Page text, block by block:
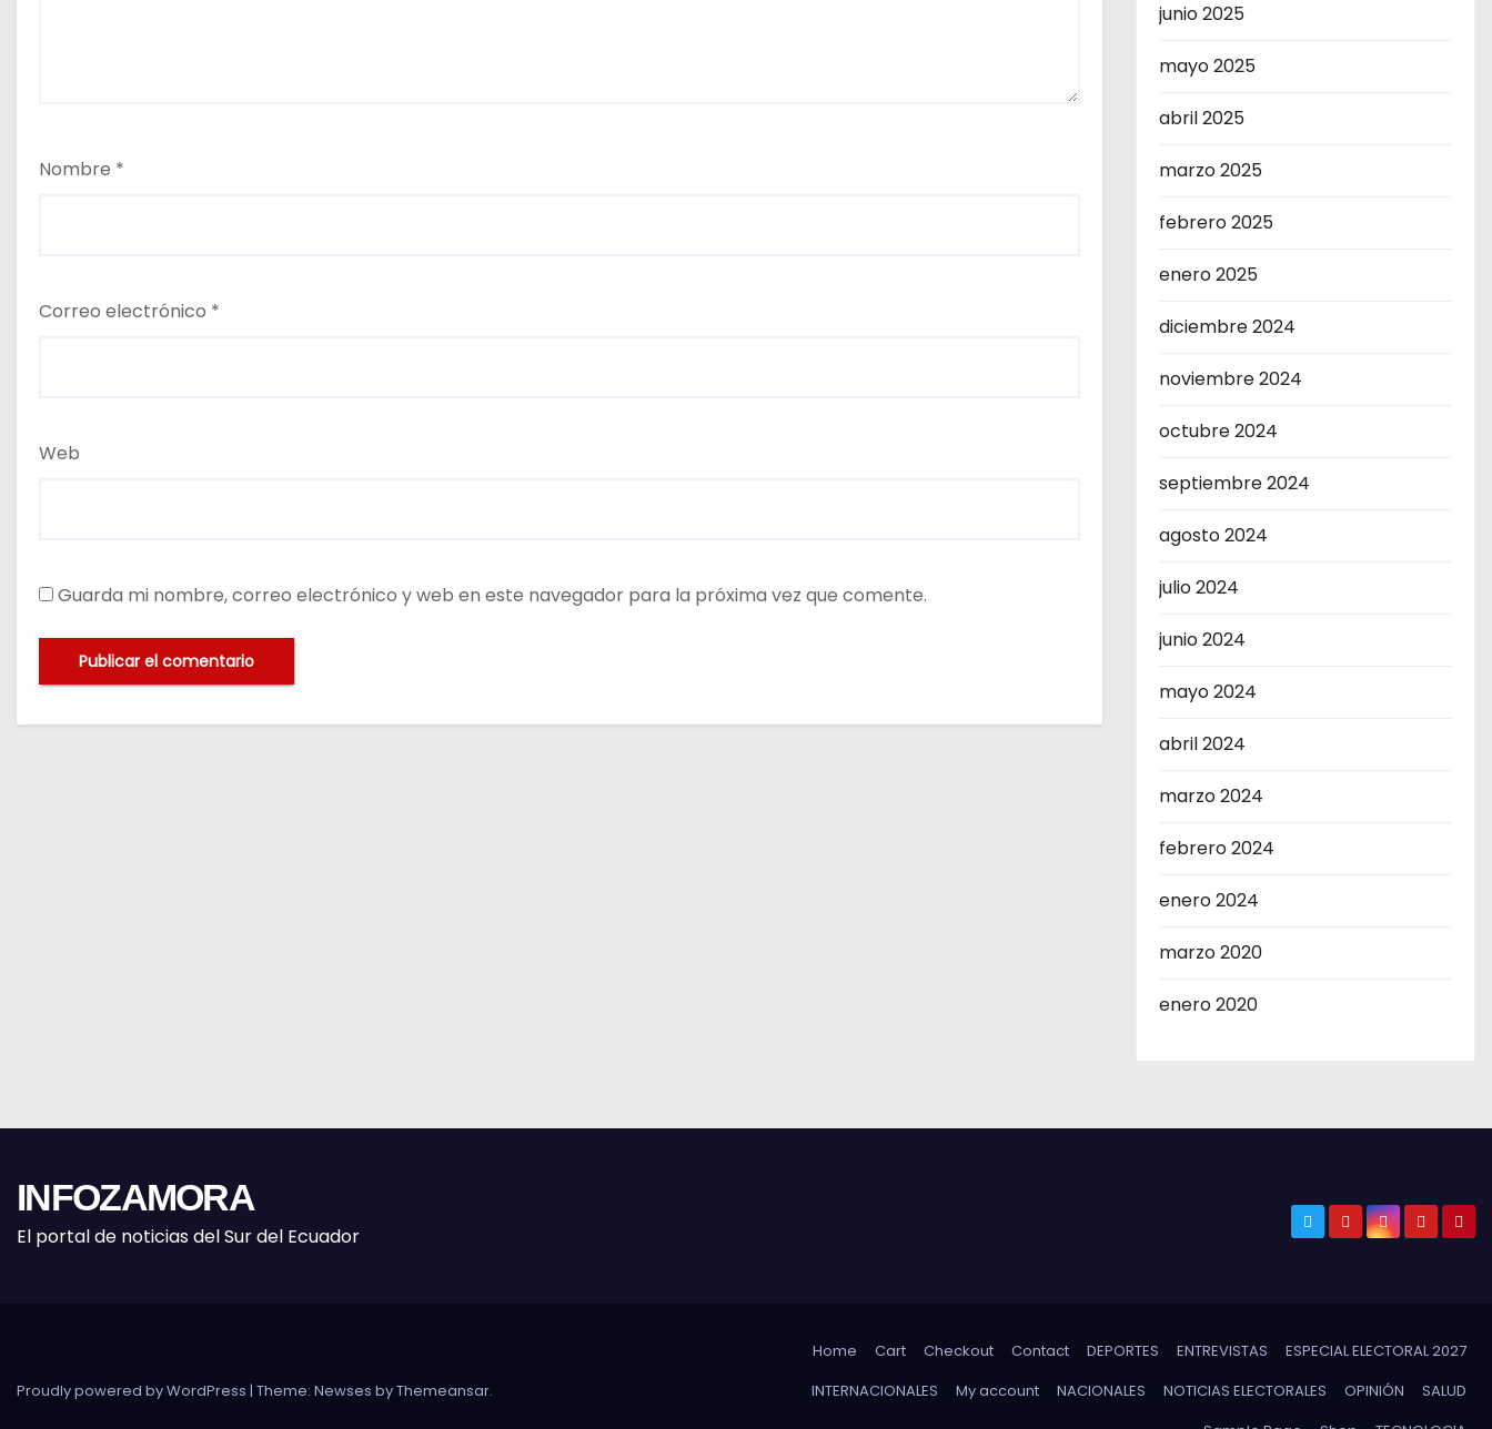
Nombre *
Correo electrónico *
Web
Guarda mi nombre, correo electrónico y web en este navegador para la próxima vez que comente.
junio 2025
mayo 2025
abril 2025
marzo 2025
febrero 2025
enero 2025
diciembre 2024
noviembre 2024
octubre 2024
septiembre 2024
agosto 2024
julio 2024
junio 2024
mayo 2024
abril 2024
marzo 2024
febrero 2024
enero 2024
marzo 2020
enero 2020
INFOZAMORA
El portal de noticias del Sur del Ecuador
Proudly powered by WordPress | Theme: Newses byThemeansar.
Home Cart Checkout Contact DEPORTES ENTREVISTAS
ESPECIAL ELECTORAL 2027
INTERNACIONALES
My account NACIONALES NOTICIAS ELECTORALES OPINIÓN
SALUD